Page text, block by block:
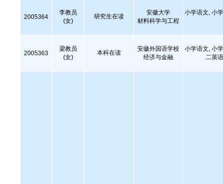
2005364
李教员
(女)
研究生在读
安徽大学
材料科学与工程
小学语文, 小
2005363
梁教员
(女)
本科在读
安徽外国语学校
经济与金融
小学语文, 小
二英